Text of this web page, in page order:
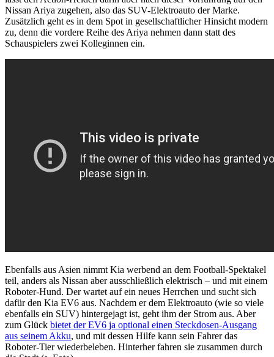
Nissan Ariya zugehen, also das SUV-Elektroauto der Marke.
Zusätzlich geht es in dem Spot in gesellschaftlicher Hinsicht modern
zu, denn die vordere Reihe des Ariya nehmen dann statt des
Schauspielers zwei Kolleginnen ein.
Ebenfalls aus Asien nimmt Kia werbend an dem Football-Spektakel
teil, anders als Nissan aber ausschließlich elektrisch – und mit einem
Roboter-Hund. Der wartet auf ein neues Herrchen und sucht sich
dafür den Kia EV6 aus. Nachdem er dem Elektroauto (wie so viele
ebenfalls ein SUV) hintergejagt ist, geht ihm der Strom aus. Aber
zum Glück bietet der EV6 ja optional einen Steckdosen-Ausgang
aus seinem Akku, und mit dessen Hilfe kann sein Fahrer das
Roboter-Tier wiederbeleben. Hinterher fahren sie zusammen durch